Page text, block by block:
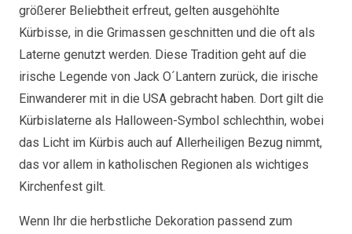
größerer Beliebtheit erfreut, gelten ausgehöhlte
Kürbisse, in die Grimassen geschnitten und die oft als
Laterne genutzt werden. Diese Tradition geht auf die
irische Legende von Jack O´Lantern zurück, die irische
Einwanderer mit in die USA gebracht haben. Dort gilt die
Kürbislaterne als Halloween-Symbol schlechthin, wobei
das Licht im Kürbis auch auf Allerheiligen Bezug nimmt,
das vor allem in katholischen Regionen als wichtiges
Kirchenfest gilt.
Wenn Ihr die herbstliche Dekoration passend zum